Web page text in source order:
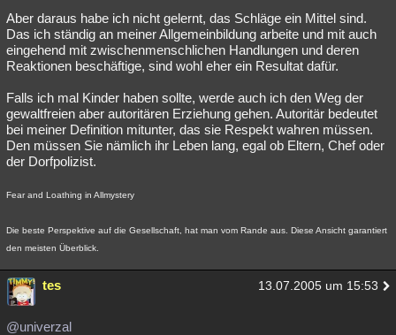
Aber daraus habe ich nicht gelernt, das Schläge ein Mittel sind.
Das ich ständig an meiner Allgemeinbildung arbeite und mit auch
eingehend mit zwischenmenschlichen Handlungen und deren
Reaktionen beschäftige, sind wohl eher ein Resultat dafür.
Falls ich mal Kinder haben sollte, werde auch ich den Weg der
gewaltfreien aber autoritären Erziehung gehen. Autoritär bedeutet
bei meiner Definition mitunter, das sie Respekt wahren müssen.
Den müssen Sie nämlich ihr Leben lang, egal ob Eltern, Chef oder
der Dorfpolizist.
Fear and Loathing in Allmystery
Die beste Perspektive auf die Gesellschaft, hat man vom Rande aus. Diese Ansicht garantiert
den meisten Überblick.
tes 13.07.2005 um 15:53
@univerzal